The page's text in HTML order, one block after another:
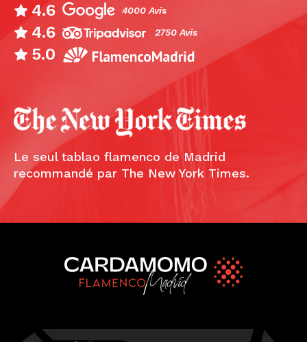
4.6 4000 Avis
4.6 2750 Avis
5.0
Le seul tablao flamenco de Madrid
recommandé par The New York Times.